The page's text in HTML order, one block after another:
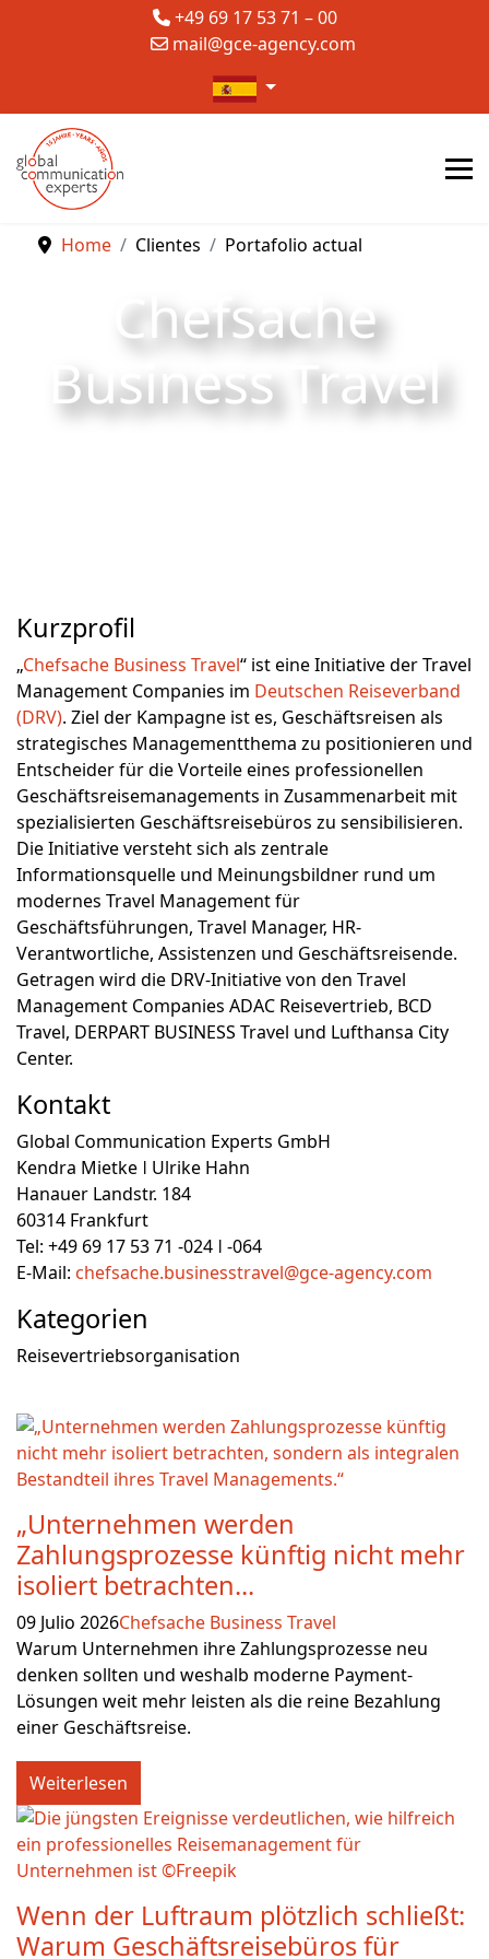
+49 69 17 53 71 – 00
mail@gce-agency.com
Seleccione su idioma
Home Clientes Portafolio actual
Chefsache
Business Travel
Kurzprofil
„Chefsache Business Travel“ ist eine Initiative der Travel
Management Companies im Deutschen Reiseverband
(DRV). Ziel der Kampagne ist es, Geschäftsreisen als
strategisches Managementthema zu positionieren und
Entscheider für die Vorteile eines professionellen
Geschäftsreisemanagements in Zusammenarbeit mit
spezialisierten Geschäftsreisebüros zu sensibilisieren.
Die Initiative versteht sich als zentrale
Informationsquelle und Meinungsbildner rund um
modernes Travel Management für
Geschäftsführungen, Travel Manager, HR-
Verantwortliche, Assistenzen und Geschäftsreisende.
Getragen wird die DRV-Initiative von den Travel
Management Companies ADAC Reisevertrieb, BCD
Travel, DERPART BUSINESS Travel und Lufthansa City
Center.
Kontakt
Global Communication Experts GmbH
Kendra Mietke ǀ Ulrike Hahn
Hanauer Landstr. 184
60314 Frankfurt
Tel: +49 69 17 53 71 -024 ǀ -064
E-Mail: chefsache.businesstravel@gce-agency.com
Kategorien
Reisevertriebsorganisation
„Unternehmen werden
Zahlungsprozesse künftig nicht mehr
isoliert betrachten...
09 Julio 2026Chefsache Business Travel
Warum Unternehmen ihre Zahlungsprozesse neu
denken sollten und weshalb moderne Payment-
Lösungen weit mehr leisten als die reine Bezahlung
einer Geschäftsreise.
Weiterlesen
Wenn der Luftraum plötzlich schließt:
Warum Geschäftsreisebüros für